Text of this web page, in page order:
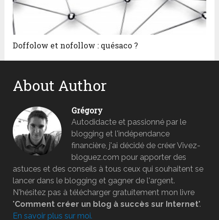
Doffolow et nofollow : quésaco ?
About Author
Grégory
Autodidacte et passionné par le
blogging et l'indépendance
financière, j'ai décidé de créer Vivez-
bloguez.com pour apporter des
astuces et des conseils à tous ceux qui souhaitent se
lancer dans le blogging et gagner de l'argent.
N'hésitez pas à télécharger gratuitement mon livre
"Comment créer un blog à succès sur Internet".
En savoir plus sur moi.